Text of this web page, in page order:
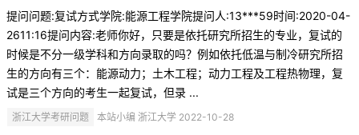
提问问题:复试方式学院:能源工程学院提问人:13***59时间:2020-04-
2611:16提问内容:老师你好，只要是依托研究所招生的专业，复试的
时候是不分一级学科和方向录取的吗？例如依托低温与制冷研究所招
生的方向有三个：能源动力；土木工程；动力工程及工程热物理，复
试是三个方向的考生一起复试，但录 ...
浙江大学考研问题 本站小编 浙江大学 2022-10-28